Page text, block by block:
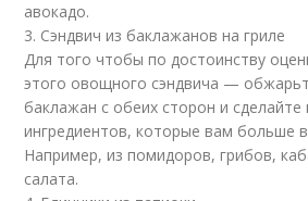
авокадо.
3. Сэндвич из баклажанов на гриле
Для того чтобы по достоинству
этого овощного сэндвича —
баклажан с обеих сторон и сделайте
ингредиентов, которые вам больше
Например, из помидоров, грибов,
салата.